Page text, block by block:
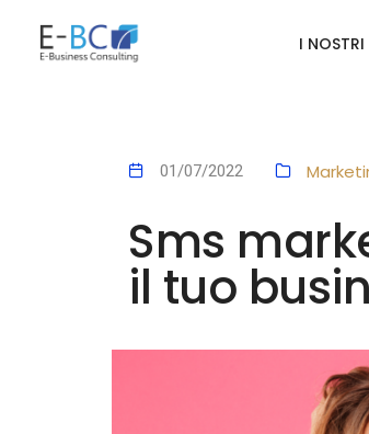
I NOSTRI
01/07/2022
Sms
il tuo